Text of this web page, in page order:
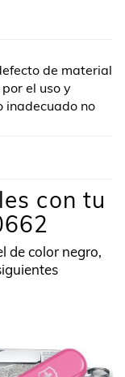
de material
el uso y
inadecuado no
con tu
de color negro,